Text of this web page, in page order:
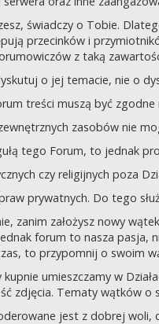
świadczy o Tobie.
przecinków i
z taką
o jej temacie, nie o
treści muszą być
zasobów nie
tego Forum, to jednak
czy religijnych poza
prywatnych. Do tego
zanim założysz nowy
forum to nasza pasja,
to przypomnij o swoim
kupnie umieszczamy w
zdjęcia. Tematy wątków
jest z dobrej woli,